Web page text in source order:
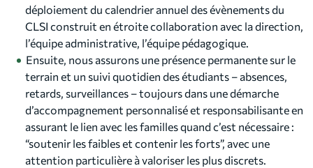
déploiement du calendrier annuel des évènements du
CLSI construit en étroite collaboration avec la direction,
l’équipe administrative, l’équipe pédagogique.
Ensuite, nous assurons une présence permanente sur le
terrain et un suivi quotidien des étudiants – absences,
retards, surveillances – toujours dans une démarche
d’accompagnement personnalisé et responsabilisante en
assurant le lien avec les familles quand c’est nécessaire :
“soutenir les faibles et contenir les forts”, avec une
attention particulière à valoriser les plus discrets.